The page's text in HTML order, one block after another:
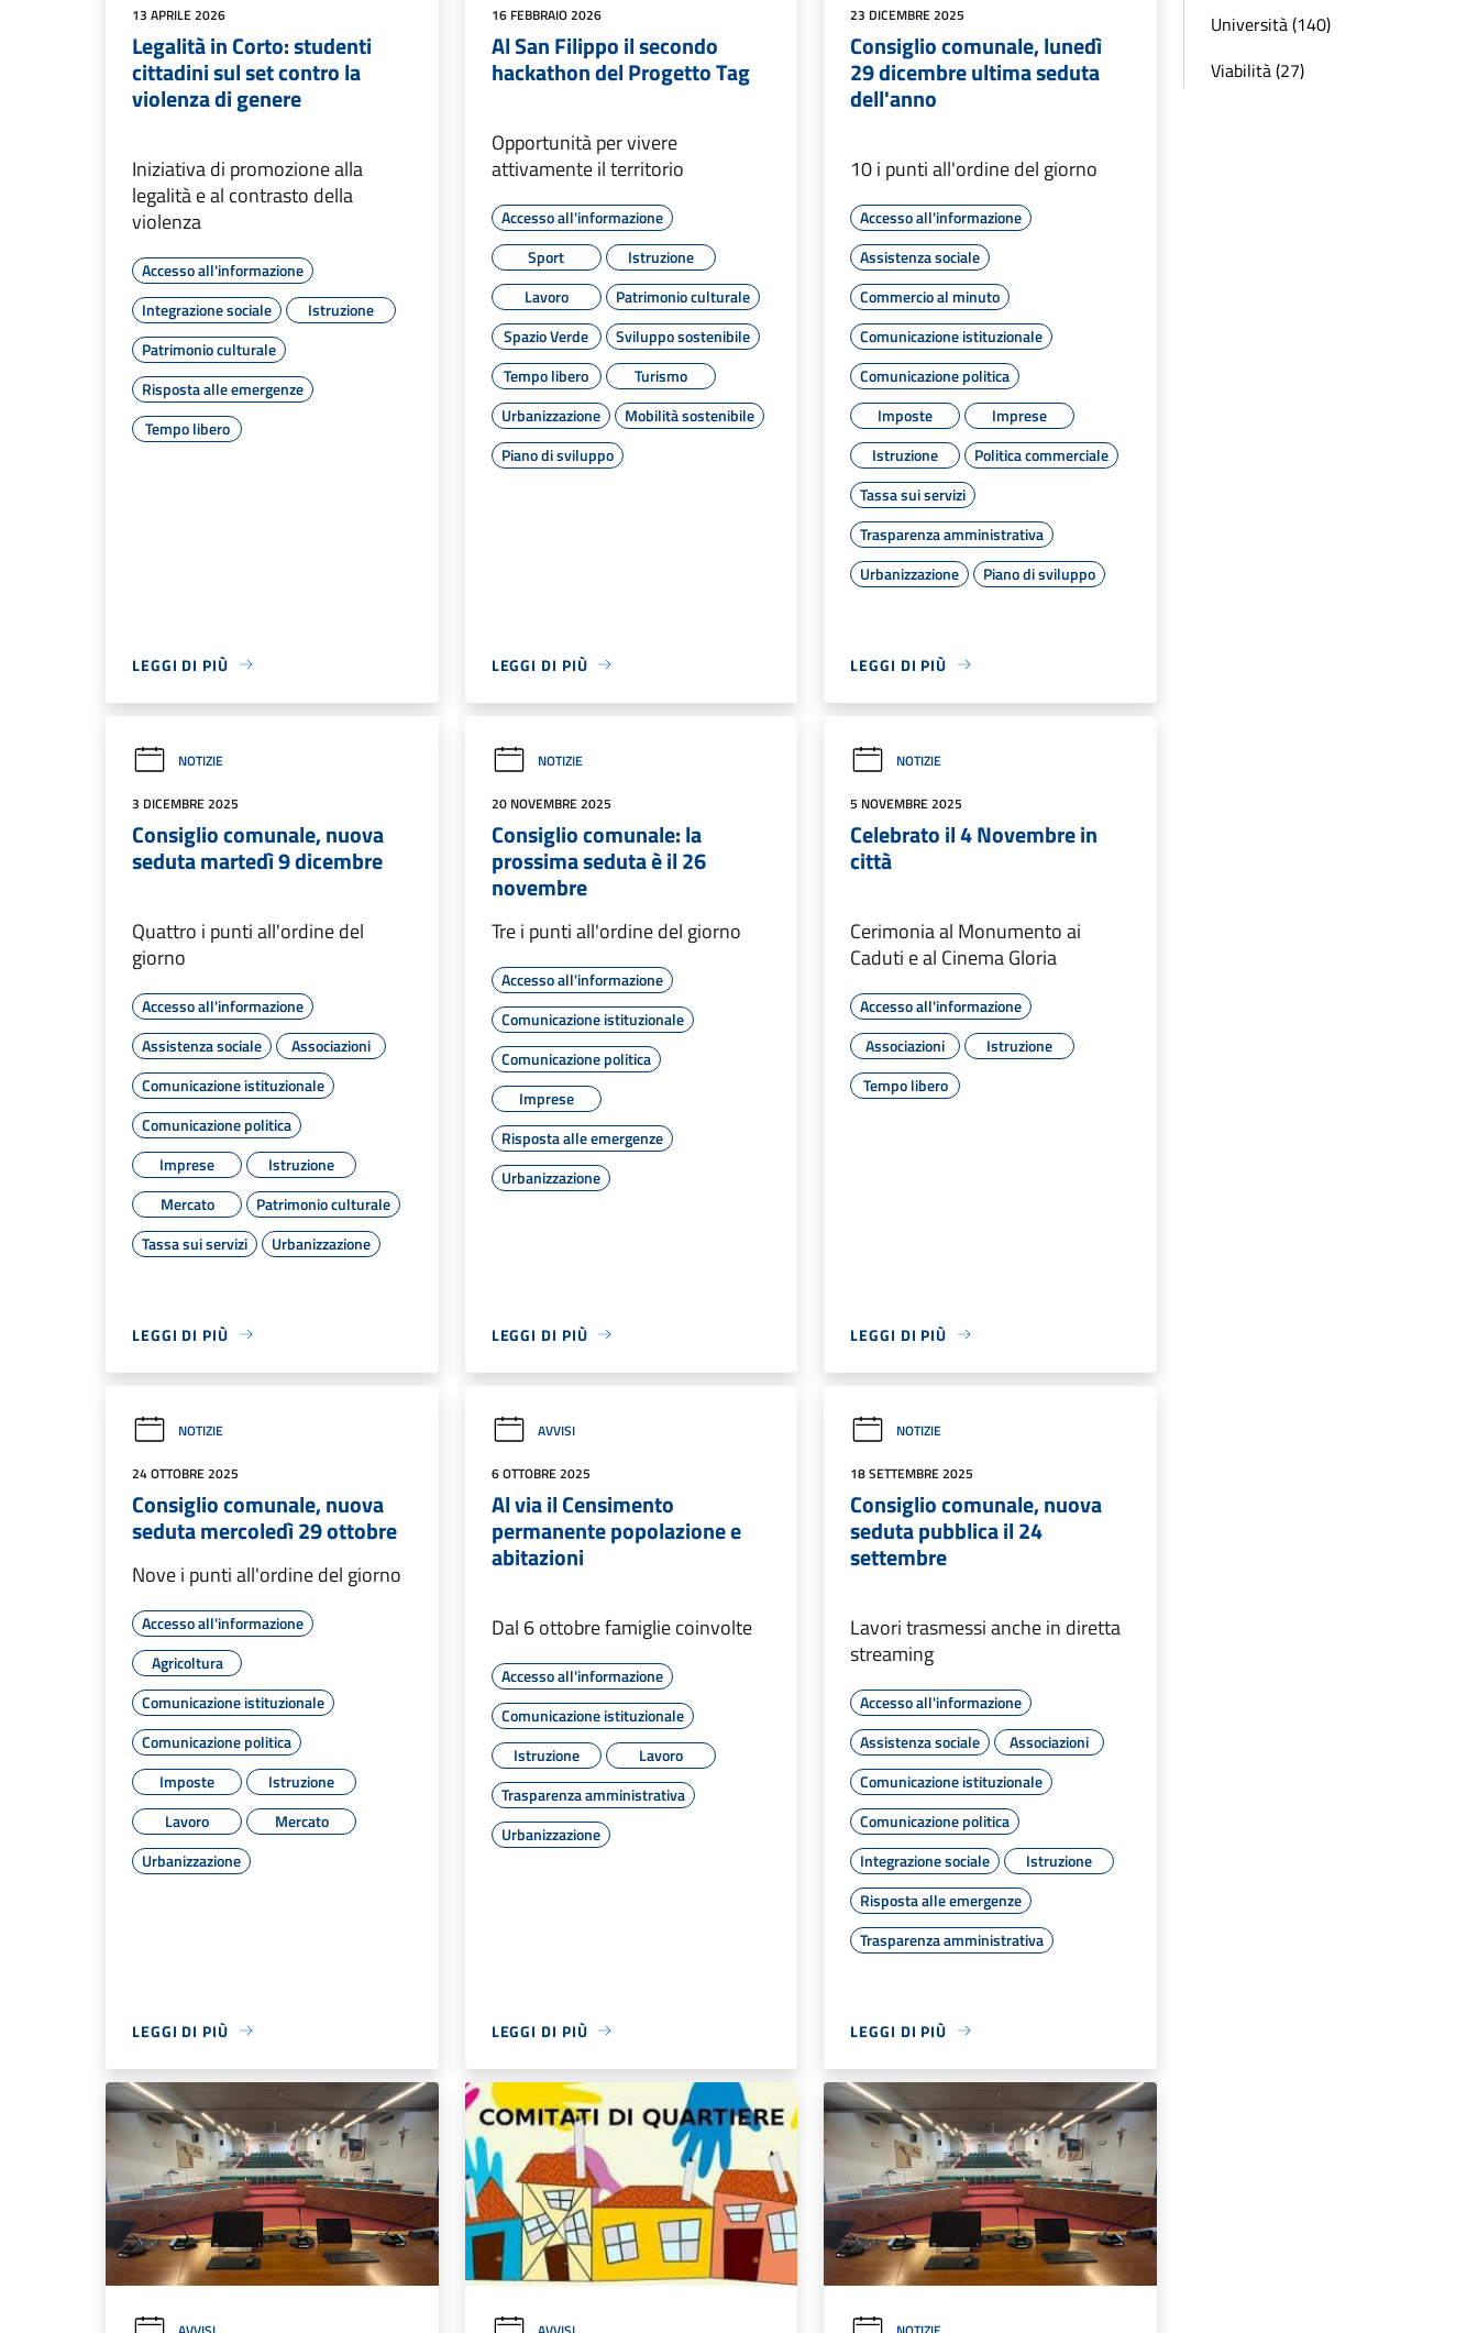
13 APRILE 2026
Legalità in Corto: studenti
cittadini sul set contro la
violenza di genere
Iniziativa di promozione alla
legalità e al contrasto della
violenza
Accesso all'informazione
Integrazione sociale
Istruzione
Patrimonio culturale
Risposta alle emergenze
Tempo libero
LEGGI DI PIÙ
16 FEBBRAIO 2026
Al San Filippo il secondo
hackathon del Progetto Tag
Opportunità per vivere
attivamente il territorio
Accesso all'informazione
Sport
Istruzione
Lavoro
Patrimonio culturale
Spazio Verde
Sviluppo sostenibile
Tempo libero
Turismo
Urbanizzazione
Mobilità sostenibile
Piano di sviluppo
LEGGI DI PIÙ
23 DICEMBRE 2025
Consiglio comunale, lunedì
29 dicembre ultima seduta
dell'anno
10 i punti all'ordine del giorno
Accesso all'informazione
Assistenza sociale
Commercio al minuto
Comunicazione istituzionale
Comunicazione politica
Imposte
Imprese
Istruzione
Politica commerciale
Tassa sui servizi
Trasparenza amministrativa
Urbanizzazione
Piano di sviluppo
LEGGI DI PIÙ
NOTIZIE
3 DICEMBRE 2025
Consiglio comunale, nuova
seduta martedì 9 dicembre
Quattro i punti all'ordine del
giorno
Accesso all'informazione
Assistenza sociale
Associazioni
Comunicazione istituzionale
Comunicazione politica
Imprese
Istruzione
Mercato
Patrimonio culturale
Tassa sui servizi
Urbanizzazione
LEGGI DI PIÙ
NOTIZIE
20 NOVEMBRE 2025
Consiglio comunale: la
prossima seduta è il 26
novembre
Tre i punti all'ordine del giorno
Accesso all'informazione
Comunicazione istituzionale
Comunicazione politica
Imprese
Risposta alle emergenze
Urbanizzazione
LEGGI DI PIÙ
NOTIZIE
5 NOVEMBRE 2025
Celebrato il 4 Novembre in
città
Cerimonia al Monumento ai
Caduti e al Cinema Gloria
Accesso all'informazione
Associazioni
Istruzione
Tempo libero
LEGGI DI PIÙ
NOTIZIE
24 OTTOBRE 2025
Consiglio comunale, nuova
seduta mercoledì 29 ottobre
Nove i punti all'ordine del giorno
Accesso all'informazione
Agricoltura
Comunicazione istituzionale
Comunicazione politica
Imposte
Istruzione
Lavoro
Mercato
Urbanizzazione
LEGGI DI PIÙ
AVVISI
6 OTTOBRE 2025
Al via il Censimento
permanente popolazione e
abitazioni
Dal 6 ottobre famiglie coinvolte
Accesso all'informazione
Comunicazione istituzionale
Istruzione
Lavoro
Trasparenza amministrativa
Urbanizzazione
LEGGI DI PIÙ
NOTIZIE
18 SETTEMBRE 2025
Consiglio comunale, nuova
seduta pubblica il 24
settembre
Lavori trasmessi anche in diretta
streaming
Accesso all'informazione
Assistenza sociale
Associazioni
Comunicazione istituzionale
Comunicazione politica
Integrazione sociale
Istruzione
Risposta alle emergenze
Trasparenza amministrativa
LEGGI DI PIÙ
Università (140)
Viabilità (27)